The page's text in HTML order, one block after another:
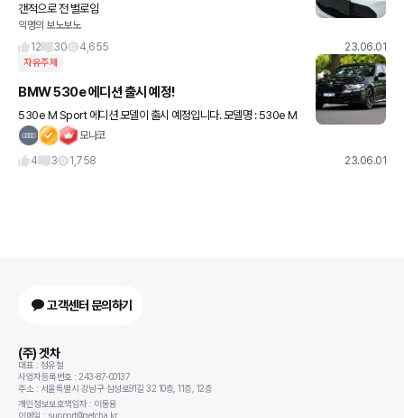
갠적으로 전 별로임
익명의 보노보노
12
30 4,655 23.06.01
자유주제
BMW 530e 에디션 출시 예정!
530e M Sport 에디션 모델이 출시 예정입니다. 모델명 : 530e M
스포츠 블랙 사파이어 에디션 가격 : 8,690만원 [추가 옵션] (+) 블
모나코
4
3 1,758 23.06.01
고객센터 문의하기
(주) 겟차
대표 : 정유철
사업자등록번호 : 243-87-00137
주소 : 서울특별시 강남구 삼성로91길 32 10층, 11층, 12층
개인정보보호책임자 : 이동용
이메일 : support@getcha.kr